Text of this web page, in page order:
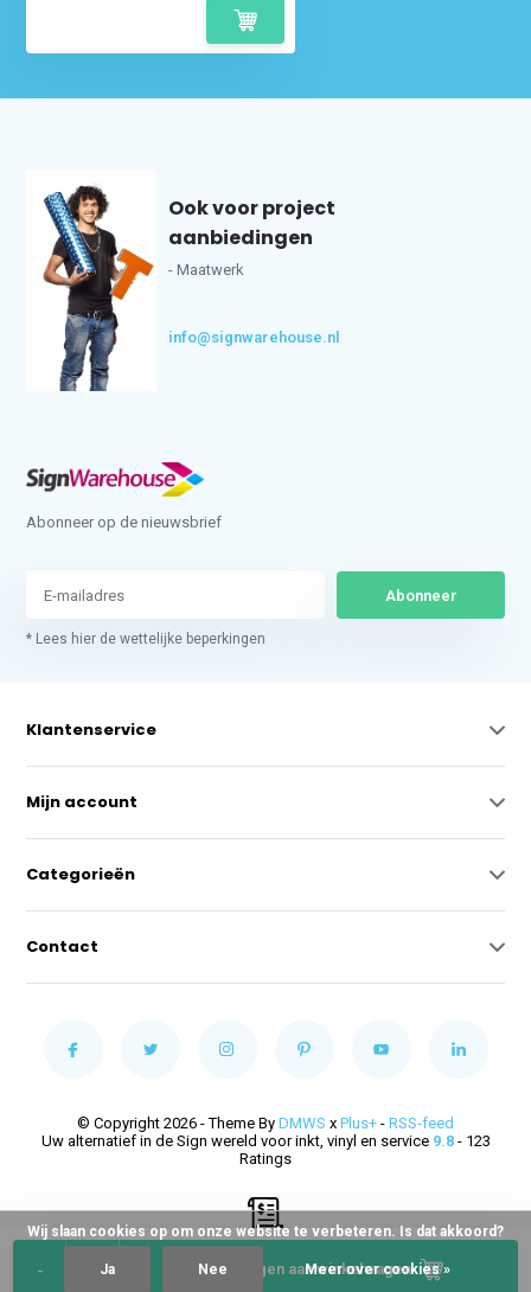
- Toevoegen aan winkelwagen
Ook voor project
aanbiedingen
- Maatwerk
info@signwarehouse.nl
Abonneer op de nieuwsbrief
Abonneer
* Lees hier de wettelijke beperkingen
Klantenservice
Mijn account
Categorieën
Contact
© Copyright 2026 - Theme By DMWS x Plus+ - RSS-feed
Uw alternatief in de Sign wereld voor inkt, vinyl en service 9.8- 123
Ratings
Wij slaan cookies op om onze website te verbeteren. Is dat akkoord?
Ja Nee Meer over cookies »